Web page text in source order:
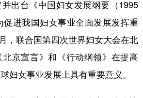
出台《中国妇女发展纲要（1995
促进我国妇女事业全面发展发挥重
，联合国第四次世界妇女大会在北
京宣言》和《行动纲领》在提高
妇女事业发展上具有重要意义。